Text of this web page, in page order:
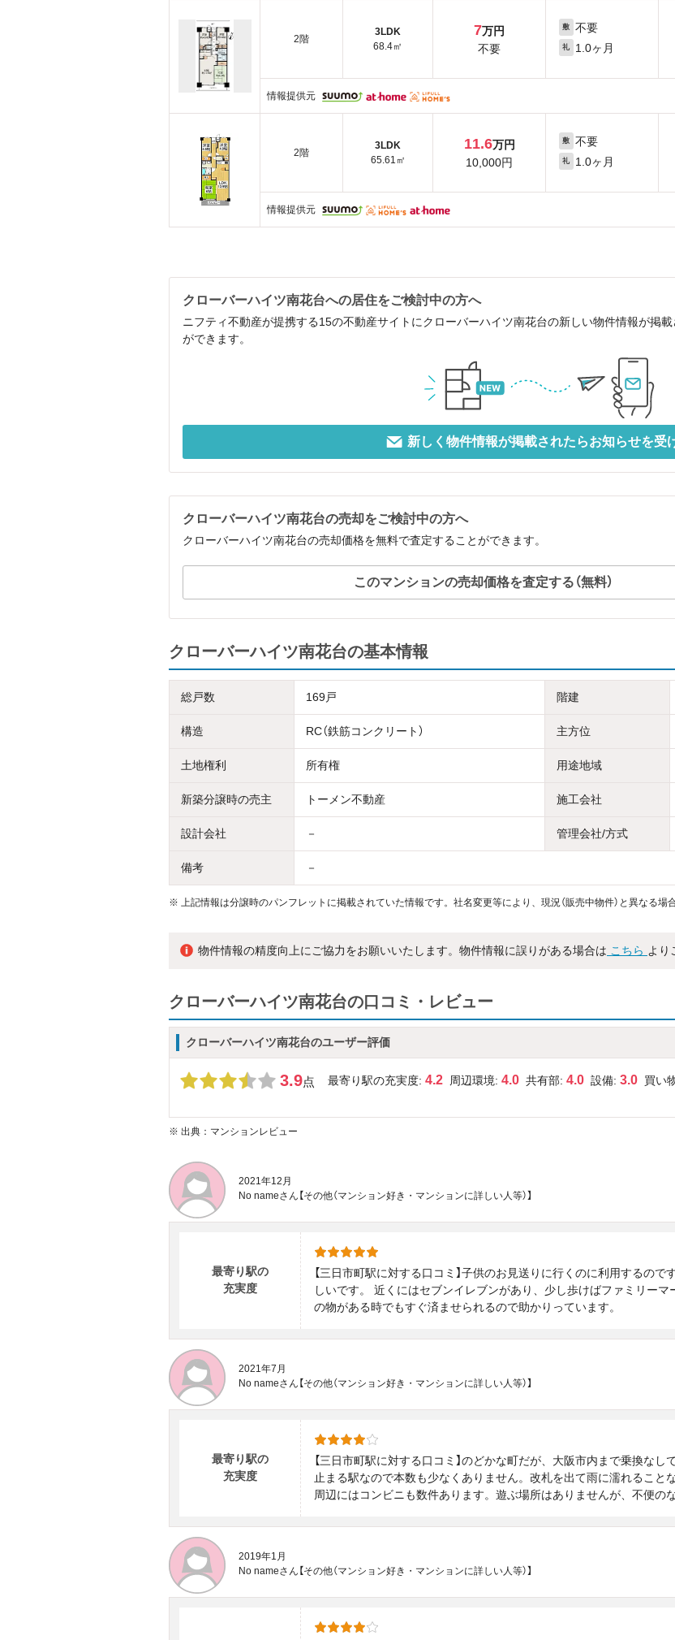
2階
3LDK
68.4㎡
7万円
不要
敷 不要
礼 1.0ヶ月
情報提供元
2階
3LDK
65.61㎡
11.6万円
10,000円
敷 不要
礼 1.0ヶ月
情報提供元
クローバーハイツ南花台への居住をご検討中の方へ
ニフティ不動産が提携する15の不動産サイトにクローバーハイツ南花台の新しい物件情報が掲
ができます。
新しく物件情報が掲載されたらお知らせを受
クローバーハイツ南花台の売却をご検討中の方へ
クローバーハイツ南花台の売却価格を無料で査定することができます。
このマンションの売却価格を査定する（無料）
クローバーハイツ南花台の基本情報
総戸数 169戸 階建
構造 RC（鉄筋コンクリート） 主方位
土地権利 所有権 用途地域
新築分譲時の売主 トーメン不動産 施工会社
設計会社 － 管理会社/方式
備考 －
※ 上記情報は分譲時のパンフレットに掲載されていた情報です。社名変更等により、現況（販売中物件）と異なる場
物件情報の精度向上にご協力をお願いいたします。物件情報に誤りがある場合は こちら より
クローバーハイツ南花台の口コミ・レビュー
クローバーハイツ南花台のユーザー評価
3.9点 最寄り駅の充実度: 4.2 周辺環境: 4.0 共有部: 4.0 設備: 3.0 買い
※ 出典：マンションレビュー
2021年12月
No nameさん【その他（マンション好き・マンションに詳しい人等）】
最寄り駅の
充実度
【三日市町駅に対する口コミ】子供のお見送りに行くのに利用するの
しいです。 近くにはセブンイレブンがあり、少し歩けばファミリー
の物がある時でもすぐ済ませられるので助かりっています。
2021年7月
No nameさん【その他（マンション好き・マンションに詳しい人等）】
最寄り駅の
充実度
【三日市町駅に対する口コミ】のどかな町だが、大阪市内まで乗換な
止まる駅なので本数も少なくありません。改札を出て雨に濡れること
周辺にはコンビニも数件あります。遊ぶ場所はありませんが、不便の
2019年1月
No nameさん【その他（マンション好き・マンションに詳しい人等）】